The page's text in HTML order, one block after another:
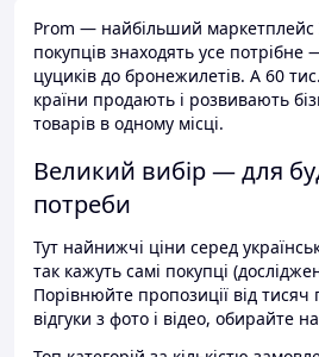
Prom — найбільший маркетплейс
покупців знаходять усе потрібне
цуциків до бронежилетів. А 60
країни продають і розвивають
товарів в одному місці.
Великий вибір — для
потреби
Тут найнижчі ціни серед
так кажуть самі покупці
Порівнюйте пропозиції від
відгуки з фото і відео, обирайте